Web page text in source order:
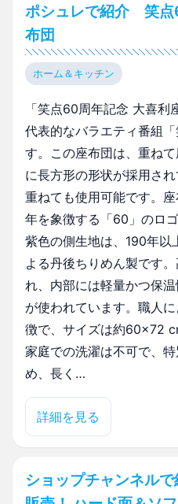
ポシュレで紹介 笑点
布団
ホーム＆キッチン
「笑点60周年記念 大喜
代表的なバラエティ番組
す。この座布団は、重ね
に長方形の形状が採用さ
重ねても使用可能です。
年を象徴する「60」のロ
紫色の側生地は、190年以
よる丹後ちりめん製です
れ、内部には軽量かつ保
が使われています。職人
徴で、サイズは約60×72
家庭での洗濯は不可で、
め、長く…
詳細を見る
ショップチャンネル